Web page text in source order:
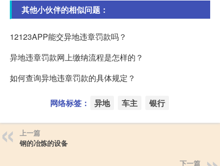
其他小伙伴的相似问题：
12123APP能交异地违章罚款吗？
异地违章罚款网上缴纳流程是怎样的？
如何查询异地违章罚款的具体规定？
网络标签： 异地 车主 银行
上一篇
钢的冶炼的设备
下一篇